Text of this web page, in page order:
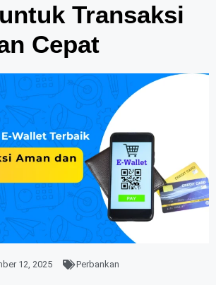
Transaksi
Cepat
12, 2025 Perbankan